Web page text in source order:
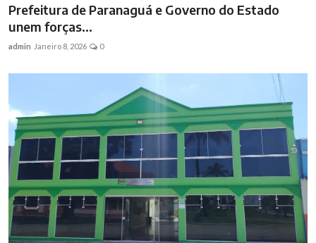
Prefeitura de Paranaguá e Governo do Estado
unem forças...
admin Janeiro 8, 2026 0